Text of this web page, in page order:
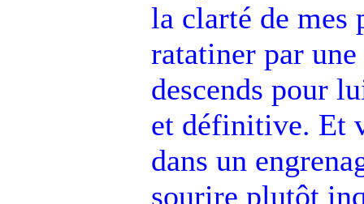
la clarté de mes
ratatiner par
descends pour
et définitive. Et
dans un
sourire plutôt